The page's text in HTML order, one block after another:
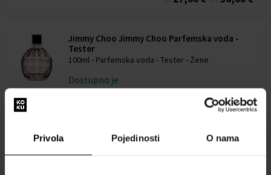
Privola Pojedinosti O nama
Jimmy Choo Jimmy Choo Parfemska voda -
Tester
100ml - Parfemska voda - Tester - Žene
Dostupno je
38,00 €
Jimmy Choo Jimmy Choo - Eau de Toilette
Toaletna voda